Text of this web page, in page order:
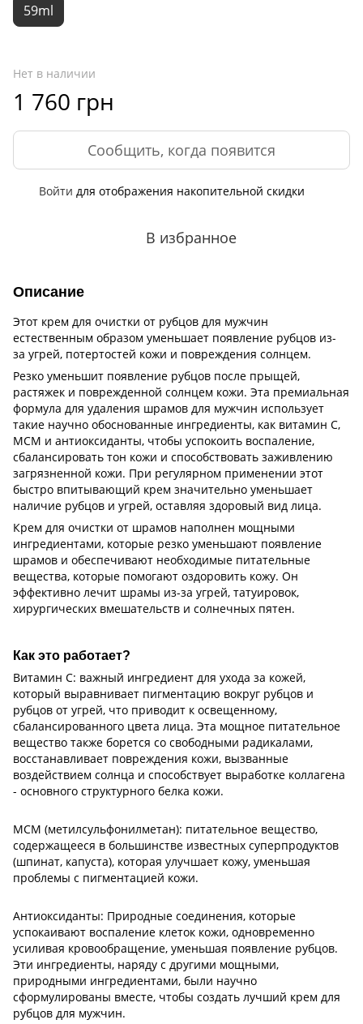
59ml
Нет в наличии
1 760 грн
Сообщить, когда появится
Войти для отображения накопительной скидки
В избранное
Описание
Этот крем для очистки от рубцов для мужчин
естественным образом уменьшает появление рубцов из-
за угрей, потертостей кожи и повреждения солнцем.
Резко уменьшит появление рубцов после прыщей,
растяжек и поврежденной солнцем кожи. Эта премиальная
формула для удаления шрамов для мужчин использует
такие научно обоснованные ингредиенты, как витамин С,
МСМ и антиоксиданты, чтобы успокоить воспаление,
сбалансировать тон кожи и способствовать заживлению
загрязненной кожи. При регулярном применении этот
быстро впитывающий крем значительно уменьшает
наличие рубцов и угрей, оставляя здоровый вид лица.
Крем для очистки от шрамов наполнен мощными
ингредиентами, которые резко уменьшают появление
шрамов и обеспечивают необходимые питательные
вещества, которые помогают оздоровить кожу. Он
эффективно лечит шрамы из-за угрей, татуировок,
хирургических вмешательств и солнечных пятен.
Как это работает?
Витамин С: важный ингредиент для ухода за кожей,
который выравнивает пигментацию вокруг рубцов и
рубцов от угрей, что приводит к освещенному,
сбалансированного цвета лица. Эта мощное питательное
вещество также борется со свободными радикалами,
восстанавливает повреждения кожи, вызванные
воздействием солнца и способствует выработке коллагена
- основного структурного белка кожи.
МСМ (метилсульфонилметан): питательное вещество,
содержащееся в большинстве известных суперпродуктов
(шпинат, капуста), которая улучшает кожу, уменьшая
проблемы с пигментацией кожи.
Антиоксиданты: Природные соединения, которые
успокаивают воспаление клеток кожи, одновременно
усиливая кровообращение, уменьшая появление рубцов.
Эти ингредиенты, наряду с другими мощными,
природными ингредиентами, были научно
сформулированы вместе, чтобы создать лучший крем для
рубцов для мужчин.